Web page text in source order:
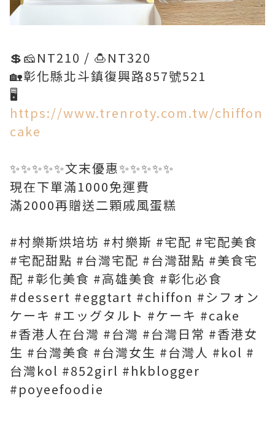
💲🧀NT210 / 🍮NT320
🏡彰化縣北斗鎮復興路857號521
🖥️
https://www.trenroty.com.tw/chiffon
cake
✨✨✨✨✨文末優惠✨✨✨✨✨
現在下單滿1000免運費
滿2000再贈送二顆戚風蛋糕
#村樂斯烘培坊 #村樂斯 #宅配 #宅配美食
#宅配甜點 #台灣宅配 #台灣甜點 #美食宅
配 #彰化美食 #高雄美食 #彰化必食
#dessert #eggtart #chiffon #シフォン
ケーキ #エッグタルト #ケーキ #cake
#香港人在台灣 #台灣 #台灣日常 #香港女
生 #台灣美食 #台灣女生 #台灣人 #kol #
台灣kol #852girl #hkblogger
#poyeefoodie